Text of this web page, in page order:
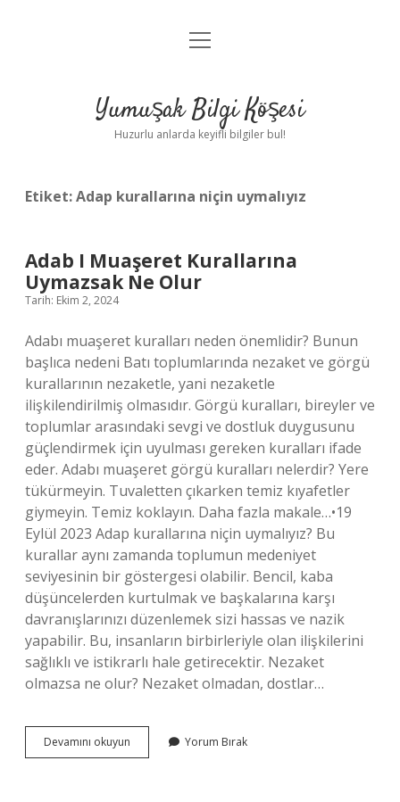
Anasayfa
Yasal Uyarı
menüyü
Yumuşak Bilgi Köşesi
Huzurlu anlarda keyifli bilgiler bul!
Etiket:Adap kurallarına niçin uymalıyız
Adab I Muaşeret Kurallarına
Uymazsak Ne Olur
Tarih: Ekim 2, 2024
Adabı muaşeret kuralları neden önemlidir? Bunun
başlıca nedeni Batı toplumlarında nezaket ve görgü
kurallarının nezaketle, yani nezaketle
ilişkilendirilmiş olmasıdır. Görgü kuralları, bireyler ve
toplumlar arasındaki sevgi ve dostluk duygusunu
güçlendirmek için uyulması gereken kuralları ifade
eder. Adabı muaşeret görgü kuralları nelerdir? Yere
tükürmeyin. Tuvaletten çıkarken temiz kıyafetler
giymeyin. Temiz koklayın. Daha fazla makale…•19
Eylül 2023 Adap kurallarına niçin uymalıyız? Bu
kurallar aynı zamanda toplumun medeniyet
seviyesinin bir göstergesi olabilir. Bencil, kaba
düşüncelerden kurtulmak ve başkalarına karşı
davranışlarınızı düzenlemek sizi hassas ve nazik
yapabilir. Bu, insanların birbirleriyle olan ilişkilerini
sağlıklı ve istikrarlı hale getirecektir. Nezaket
olmazsa ne olur? Nezaket olmadan, dostlar…
Devamını okuyun
I
Yorum Bırak